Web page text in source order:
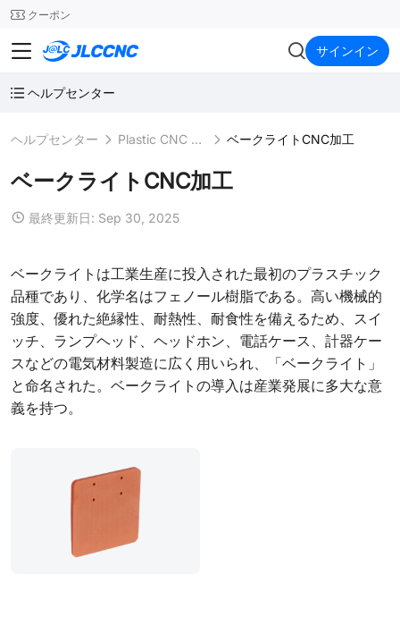
24SMT クーポン
JLCCNC サインイン
ヘルプセンター
ヘルプセンター Plastic CNC Machining ベークライトCNC加工
ベークライトCNC加工
最終更新日: Sep 30, 2025
ベークライトは工業生産に投入された最初のプラスチック
品種であり、化学名はフェノール樹脂である。高い機械的
強度、優れた絶縁性、耐熱性、耐食性を備えるため、スイ
ッチ、ランプヘッド、ヘッドホン、電話ケース、計器ケー
スなどの電気材料製造に広く用いられ、「ベークライト」
と命名された。ベークライトの導入は産業発展に多大な意
義を持つ。